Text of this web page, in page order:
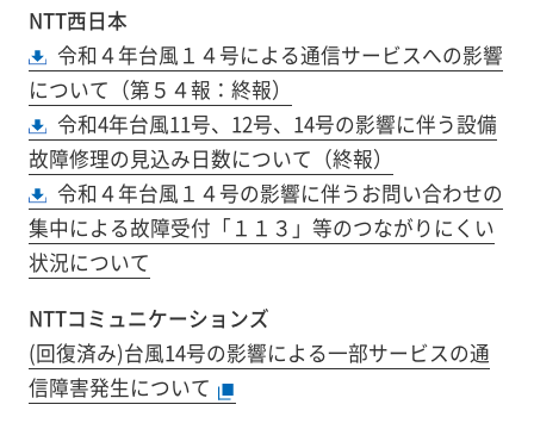
NTT西日本
令和４年台風１４号による通信サービスへの影響
について（第５４報：終報）
令和4年台風11号、12号、14号の影響に伴う設備
故障修理の見込み日数について（終報）
令和４年台風１４号の影響に伴うお問い合わせの
集中による故障受付「１１３」等のつながりにくい
状況について
NTTコミュニケーションズ
(回復済み)台風14号の影響による一部サービスの通
信障害発生について